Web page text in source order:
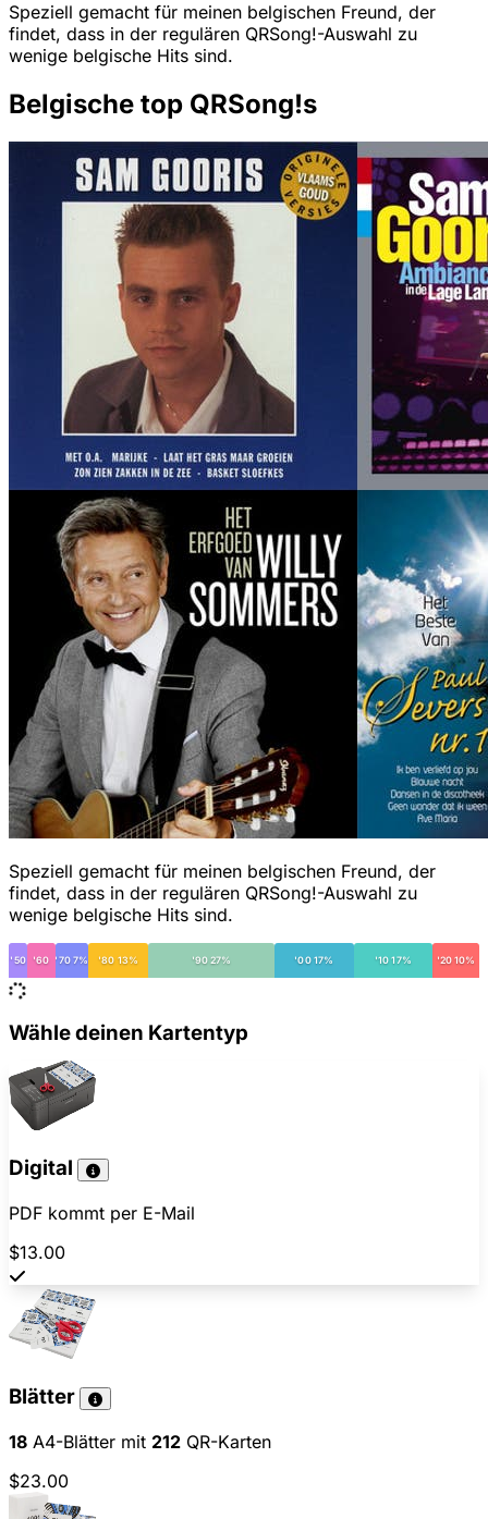
Speziell gemacht für meinen belgischen Freund, der
findet, dass in der regulären QRSong!-Auswahl zu
wenige belgische Hits sind.
Belgische top QRSong!s
Speziell gemacht für meinen belgischen Freund, der
findet, dass in der regulären QRSong!-Auswahl zu
wenige belgische Hits sind.
'50 '60 '70 7% '80 13% '90 27% '00 17% '10 17% '20 10%
Wähle deinen Kartentyp
Digital
PDF kommt per E-Mail
$13.00
Blätter
18 A4-Blätter mit 212 QR-Karten
$23.00